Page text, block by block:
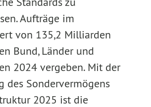
Aufträge im
von 135,2 Milliarden
Bund, Länder und
2024 vergeben. Mit der
des Sondervermögens
2025 ist die